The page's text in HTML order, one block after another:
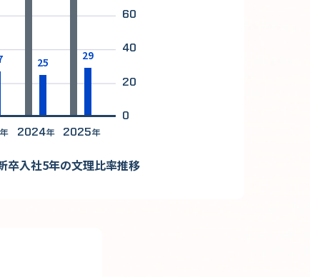
年 2024年 2025年
0
20
40
60
25 29
卒入社5年の文理比率推移